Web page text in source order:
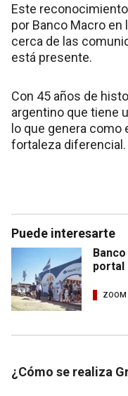
Este
por Banco Macro
cerca de las
está presente.
Con 45 años de
argentino que tiene
lo que genera
fortaleza diferencial.
Puede interesarte
portal
ZOOM
¿Cómo se realiza